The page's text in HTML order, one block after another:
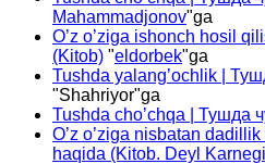
Mahammadjonov"ga
O’z o’ziga ishonch hosil
(Kitob) "eldorbek"ga
Tushda yalang’ochlik |
"Shahriyor"ga
Tushda cho’chqa | Тушда
O’z o’ziga nisbatan
haqida (Kitob. Deyl